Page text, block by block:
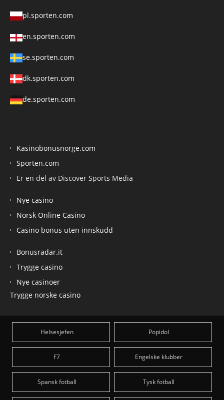
pl.sporten.com
en.sporten.com
se.sporten.com
dk.sporten.com
de.sporten.com
Kasinobonusnorge.com
Sporten.com
Er en del av Discover Sports Media
Nye casino
Norsk Online Casino
Casino bonus uten innskudd
Bonusradar.it
Trygge casino
Nye casinoer
Trygge norske casino
Helsesjefen Popidol
F7 Engelske klubber
Spansk fotball Tysk fotball